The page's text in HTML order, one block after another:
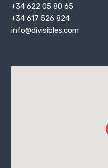
+34 622 05 80 65
+34 617 526 824
info@divisibles.com